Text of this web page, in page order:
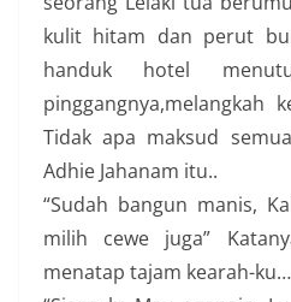
kulit hitam dan perut
handuk hotel
Tidak apa maksud
Adhie Jahanam itu..
“Sudah bangun manis,
milih cewe juga”
menatap tajam kearah-ku…